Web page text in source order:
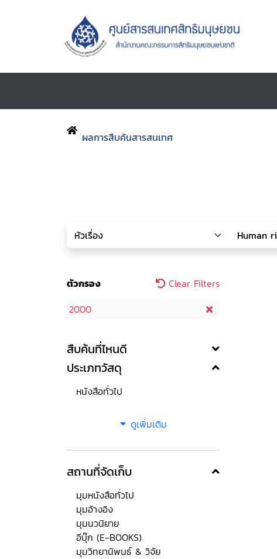
ผลการสืบค้นสารสนเทศ
ตัวกรอง
Clear Filters
2000
สืบค้นที่ไหนดี
ประเภทวัสดุ
หนังสือทั่วไป
ดูเพิ่มเติม
สถานที่จัดเก็บ
มุมหนังสือทั่วไป
มุมอ้างอิง
มุมนวนิยาย
อีบุ๊ก (E-BOOKS)
มุมวิทยานิพนธ์ & วิจัย